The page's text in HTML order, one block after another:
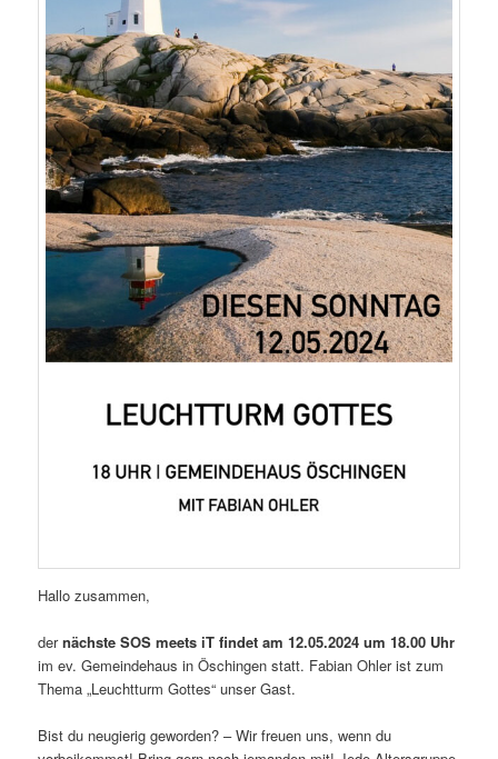
Hallo zusammen,
dernächste SOS meets iT findet am 12.05.2024 um 18.00 Uhr
im ev. Gemeindehaus in Öschingen statt. Fabian Ohler ist zum
Thema „Leuchtturm Gottes“ unser Gast.
Bist du neugierig geworden? – Wir freuen uns, wenn du